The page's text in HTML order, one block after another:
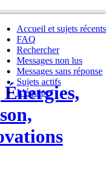
Accueil et sujets récents
FAQ
Rechercher
Messages non lus
Messages sans réponse
Sujets actifs
L’équipe